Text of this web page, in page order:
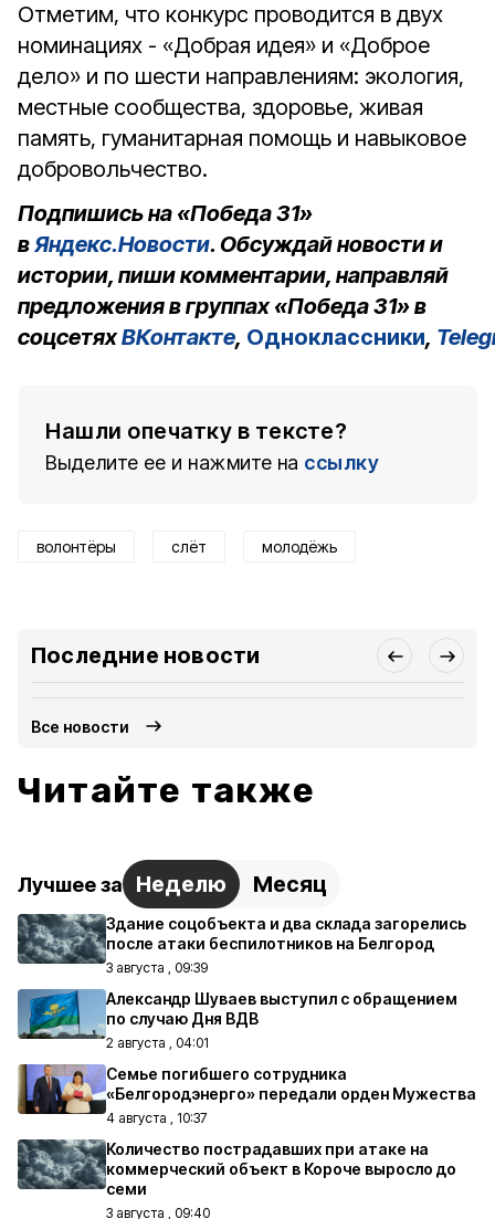
Отметим, что конкурс проводится в двух
номинациях - «Добрая идея» и «Доброе
дело» и по шести направлениям: экология,
местные сообщества, здоровье, живая
память, гуманитарная помощь и навыковое
добровольчество.
Подпишись на «Победа 31»
вЯндекс.Новости. Обсуждай новости и
истории, пиши комментарии, направляй
предложения в группах «Победа 31» в
соцсетяхВКонтакте, Одноклассники,
Нашли опечатку в тексте?
Выделите ее и нажмите на ссылку
волонтёры слёт молодёжь
Последние новости
Все новости
Читайте также
Лучшее за Неделю Месяц
Здание соцобъекта и два склада загорелись
после атаки беспилотников на Белгород
3 августа , 09:39
Александр Шуваев выступил с обращением
по случаю Дня ВДВ
2 августа , 04:01
Семье погибшего сотрудника
«Белгородэнерго» передали орден Мужества
4 августа , 10:37
Количество пострадавших при атаке на
коммерческий объект в Короче выросло до
семи
3 августа , 09:40